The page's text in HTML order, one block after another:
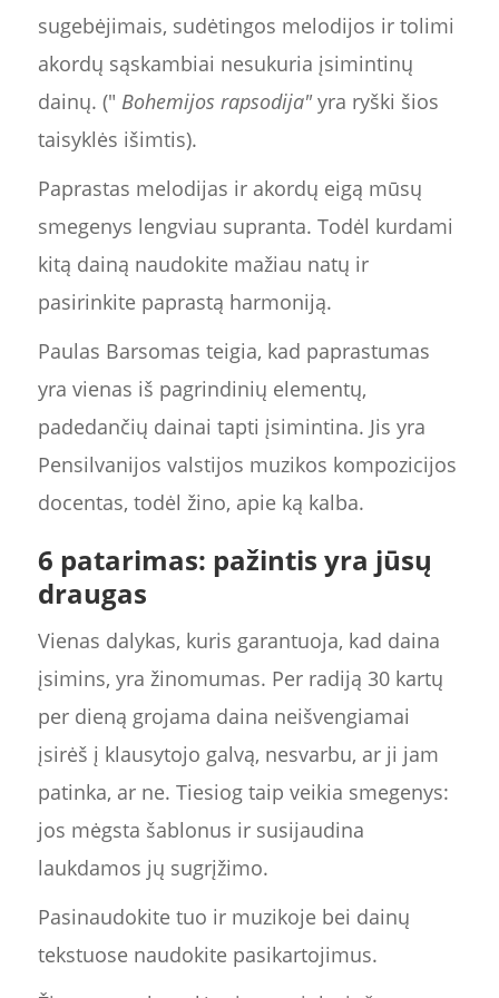
sugebėjimais, sudėtingos melodijos ir tolimi
akordų sąskambiai nesukuria įsimintinų
dainų. (" Bohemijos rapsodija"yra ryški šios
taisyklės išimtis).
Paprastas melodijas ir akordų eigą mūsų
smegenys lengviau supranta. Todėl kurdami
kitą dainą naudokite mažiau natų ir
pasirinkite paprastą harmoniją.
Paulas Barsomas teigia, kad paprastumas
yra vienas iš pagrindinių elementų,
padedančių dainai tapti įsimintina. Jis yra
Pensilvanijos valstijos muzikos kompozicijos
docentas, todėl žino, apie ką kalba.
6 patarimas: pažintis yra jūsų
draugas
Vienas dalykas, kuris garantuoja, kad daina
įsimins, yra žinomumas. Per radiją 30 kartų
per dieną grojama daina neišvengiamai
įsirėš į klausytojo galvą, nesvarbu, ar ji jam
patinka, ar ne. Tiesiog taip veikia smegenys:
jos mėgsta šablonus ir susijaudina
laukdamos jų sugrįžimo.
Pasinaudokite tuo ir muzikoje bei dainų
tekstuose naudokite pasikartojimus.